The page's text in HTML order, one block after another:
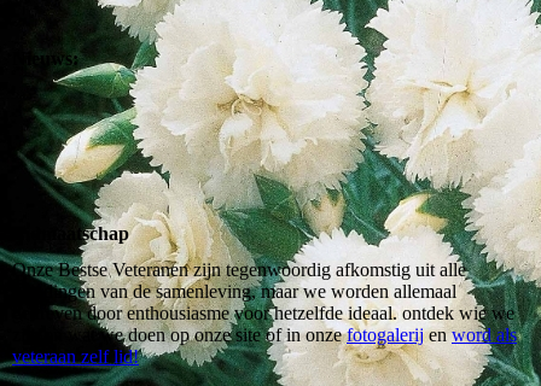
Nieuws:
Lidmaatschap
Onze Bestse Veteranen zijn tegenwoordig afkomstig uit alle
geledingen van de samenleving, maar we worden allemaal
gedreven door enthousiasme voor hetzelfde ideaal. ontdek wie we
zijn en wat we doen op onze site of in onzefotogalerijenword als
veteraan zelf lid!